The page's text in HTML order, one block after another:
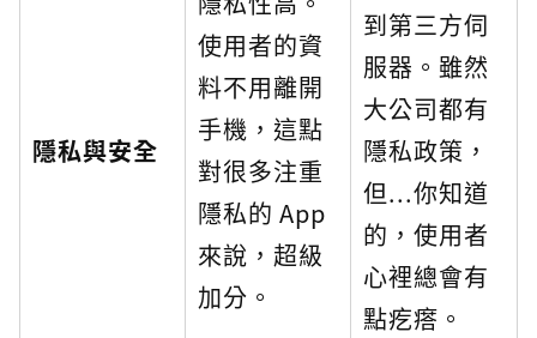
隱私與安全
使用者的資
料不用離開
手機，這點
對很多注重
隱私的 App
來說，超級
加分。
到第三方伺
服器。雖然
大公司都有
隱私政策，
但...你知道
的，使用者
心裡總會有
點疙瘩。